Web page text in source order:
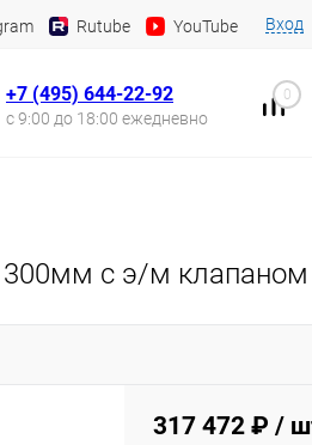
Rutube YouTube Вход
+7 (495) 644-22-92
с 9:00 до 18:00 ежедневно
0
с э/м клапаном
317 472 ₽ /